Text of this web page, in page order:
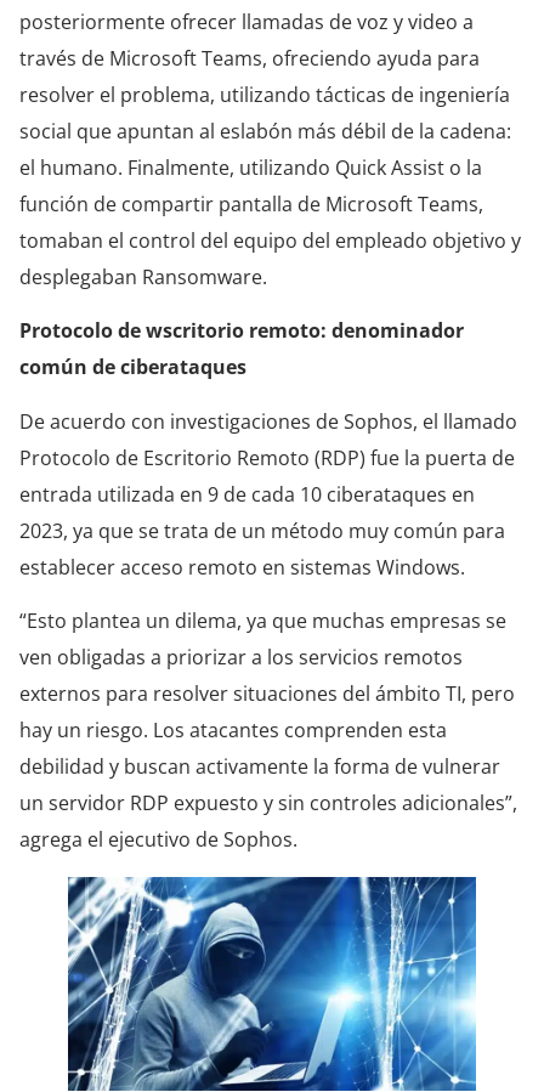
posteriormente ofrecer llamadas de voz y video a
través de Microsoft Teams, ofreciendo ayuda para
resolver el problema, utilizando tácticas de ingeniería
social que apuntan al eslabón más débil de la cadena:
el humano. Finalmente, utilizando Quick Assist o la
función de compartir pantalla de Microsoft Teams,
tomaban el control del equipo del empleado objetivo y
desplegaban Ransomware.
Protocolo de wscritorio remoto: denominador
común de ciberataques
De acuerdo con investigaciones de Sophos, el llamado
Protocolo de Escritorio Remoto (RDP) fue la puerta de
entrada utilizada en 9 de cada 10 ciberataques en
2023, ya que se trata de un método muy común para
establecer acceso remoto en sistemas Windows.
“Esto plantea un dilema, ya que muchas empresas se
ven obligadas a priorizar a los servicios remotos
externos para resolver situaciones del ámbito TI, pero
hay un riesgo. Los atacantes comprenden esta
debilidad y buscan activamente la forma de vulnerar
un servidor RDP expuesto y sin controles adicionales”,
agrega el ejecutivo de Sophos.